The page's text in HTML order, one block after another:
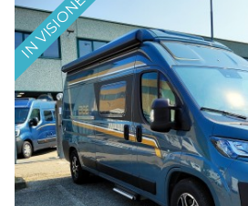
IN VISIONE